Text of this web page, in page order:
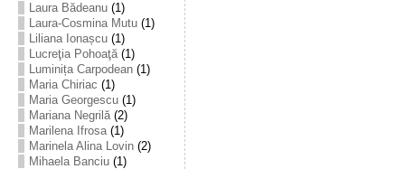
Laura Bădeanu(1)
Laura-Cosmina Mutu(1)
Liliana Ionașcu(1)
Lucreţia Pohoaţă(1)
Luminița Carpodean(1)
Maria Chiriac (1)
Maria Georgescu(1)
Mariana Negrilă(2)
Marilena Ifrosa(1)
Marinela Alina Lovin(2)
Mihaela Banciu(1)